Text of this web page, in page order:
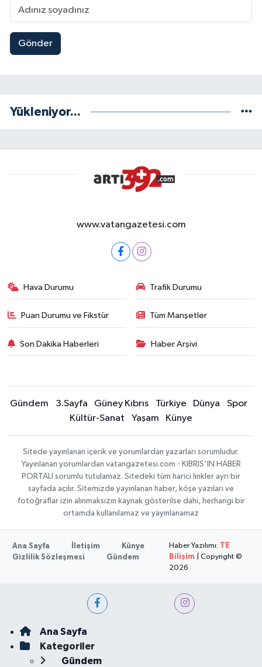
Gönder
Yükleniyor...
www.vatangazetesi.com
Hava Durumu Trafik Durumu
Puan Durumu ve Fikstür Tüm Manşetler
Son Dakika Haberleri Haber Arşivi
Gündem 3.Sayfa Güney Kıbrıs Türkiye Dünya
Spor
Kültür-Sanat
Yaşam Künye
Sitede yayınlanan içerik ve yorumlardan yazarları sorumludur.
Yayınlanan yorumlardan vatangazetesi.com - KIBRIS'IN HABER
PORTALI sorumlu tutulamaz. Sitedeki tüm harici linkler ayrı bir
sayfada açılır. Sitemizde yayınlanan haber, köşe yazıları ve
fotoğraflar izin alınmaksızın kaynak gösterilse dahi, herhangi bir
ortamda kullanılamaz ve yayınlanamaz
Ana Sayfa İletişim
Künye
Gizlilik Sözleşmesi
Gündem
Haber Yazılımı: TE
Bilişim | Copyright ©
2026
Ana Sayfa
Kategoriler
Gündem